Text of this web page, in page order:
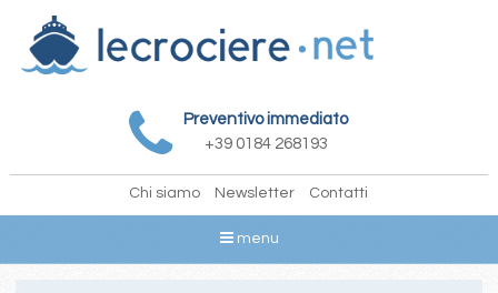
Preventivo immediato
+39 0184 268193
Chi siamo Newsletter Contatti
menu